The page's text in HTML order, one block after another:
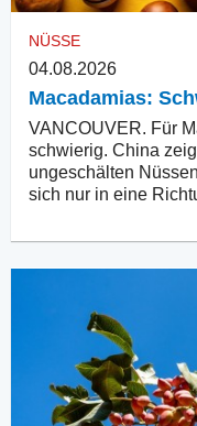
NÜSSE
04.08.2026
Macadamias:
VANCOUVER. Für
schwierig. China
ungeschälten
sich nur in eine